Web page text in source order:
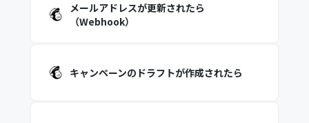
メールアドレスが更新されたら
（Webhook）
キャンペーンのドラフトが作成されたら